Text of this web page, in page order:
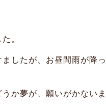
。
したが、お昼間雨が降
か夢が、願いがかないま